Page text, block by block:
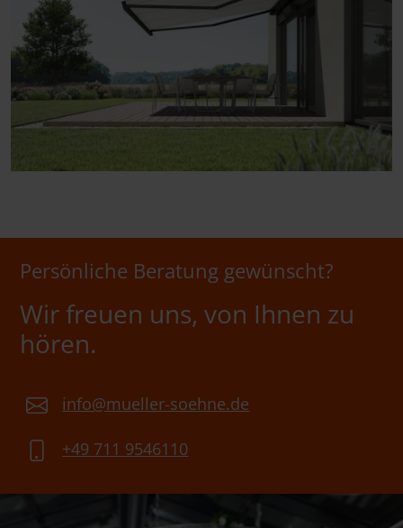
Persönliche Beratung gewünscht?
Wir freuen uns, von Ihnen zu
hören.
info@mueller-soehne.de
+49 711 9546110